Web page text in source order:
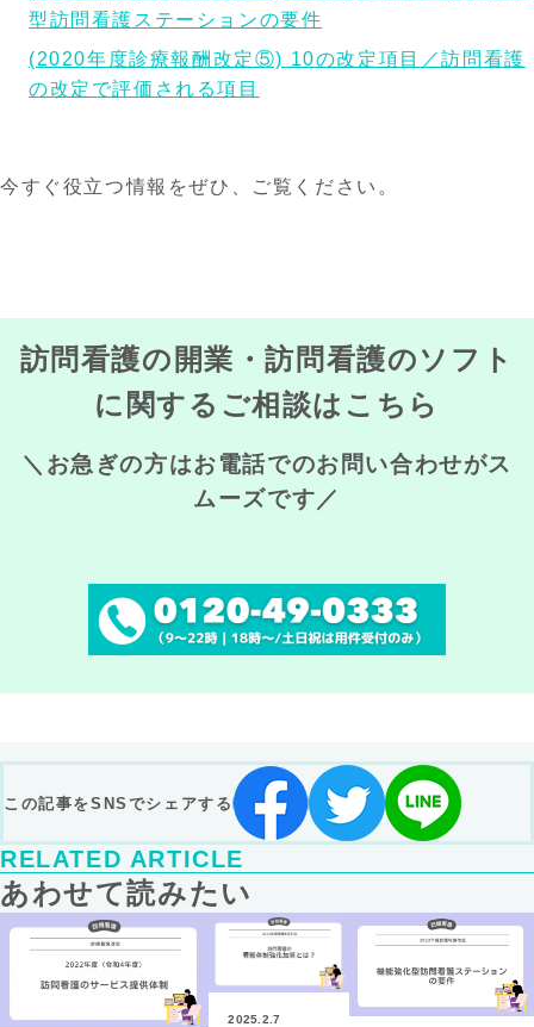
型訪問看護ステーションの要件
(2020年度診療報酬改定⑤) 10の改定項目／訪問看護
の改定で評価される項目
今すぐ役立つ情報をぜひ、ご覧ください。
訪問看護の開業・訪問看護のソフト
に関するご相談はこちら
＼お急ぎの方はお電話でのお問い合わせがス
ムーズです／
この記事をSNSでシェアする
RELATED ARTICLE
あわせて読みたい
2025.2.7